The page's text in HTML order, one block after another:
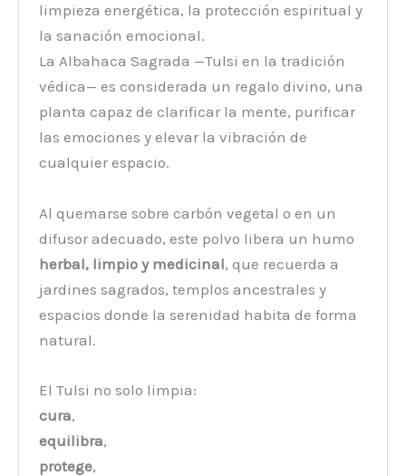
limpieza energética, la protección espiritual y
la sanación emocional.
La Albahaca Sagrada —Tulsi en la tradición
védica— es considerada un regalo divino, una
planta capaz de clarificar la mente, purificar
las emociones y elevar la vibración de
cualquier espacio.
Al quemarse sobre carbón vegetal o en un
difusor adecuado, este polvo libera un humo
herbal, limpio y medicinal, que recuerda a
jardines sagrados, templos ancestrales y
espacios donde la serenidad habita de forma
natural.
El Tulsi no solo limpia:
cura,
equilibra,
protege,